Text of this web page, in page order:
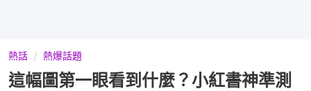
熱話 熱爆話題
這幅圖第一眼看到什麼？小紅書神準測